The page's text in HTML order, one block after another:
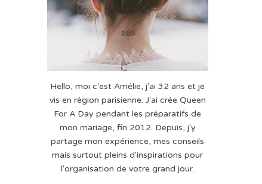
Hello, moi c'est Amélie, j'ai 32 ans et je
vis en région parisienne. J'ai crée Queen
For A Day pendant les préparatifs de
mon mariage, fin 2012. Depuis, j'y
partage mon expérience, mes conseils
mais surtout pleins d'inspirations pour
l'organisation de votre grand jour.